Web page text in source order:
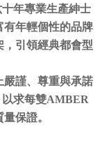
年專業生產紳士
有年輕個性的品牌
引領經典都會型
嚴謹、尊重與承諾
求每雙AMBER
保證。